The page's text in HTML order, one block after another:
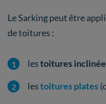
Le Sarking peut être
de toitures :
lestoitures
lestoitures plates